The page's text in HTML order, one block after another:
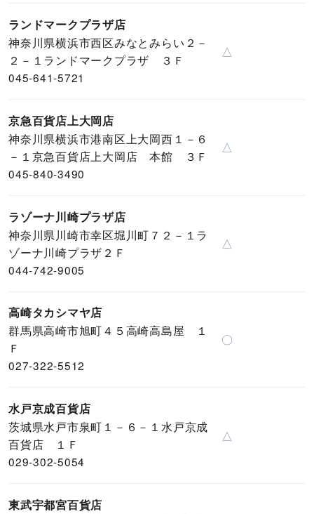
ランドマークプラザ店
神奈川県横浜市西区みなとみらい２－
２－１ランドマークプラザ ３Ｆ
045-641-5721
△
京急百貨店上大岡店
神奈川県横浜市港南区上大岡西１－６
－１京急百貨店上大岡店 本館 ３Ｆ
045-840-3490
△
ラゾーナ川崎プラザ店
神奈川県川崎市幸区堀川町７２－１ラ
ゾーナ川崎プラザ２Ｆ
044-742-9005
△
高崎タカシマヤ店
群馬県高崎市旭町４５高崎高島屋 １
Ｆ
027-322-5512
〇
水戸京成百貨店
茨城県水戸市泉町１－６－１水戸京成
百貨店 １Ｆ
029-302-5054
△
東武宇都宮百貨店